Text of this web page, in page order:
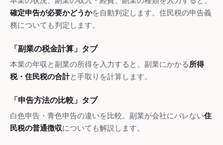
確定申告が必要かどうかを自動判定します。住民税の申告義
務についても判定します。
「副業の税金計算」タブ
本業の年収と副業の所得を入力すると、副業にかかる所得
税・住民税の合計と手取りを計算します。
「申告方法の比較」タブ
白色申告・青色申告の違いを比較。副業が会社にバレない住
民税の普通徴収についても解説します。